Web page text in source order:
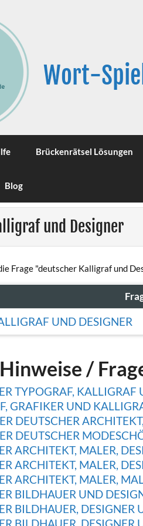
Wort-
Brückenrätsel Lösungen
Blog
und Designer
Frage "deutscher Kalligraf und
UND DESIGNER
/
TYPOGRAF,
GRAFIKER UND
DEUTSCHER
DEUTSCHER
ARCHITEKT, MALER,
ARCHITEKT, MALER,
ARCHITEKT, MALER,
BILDHAUER UND
BILDHAUER,